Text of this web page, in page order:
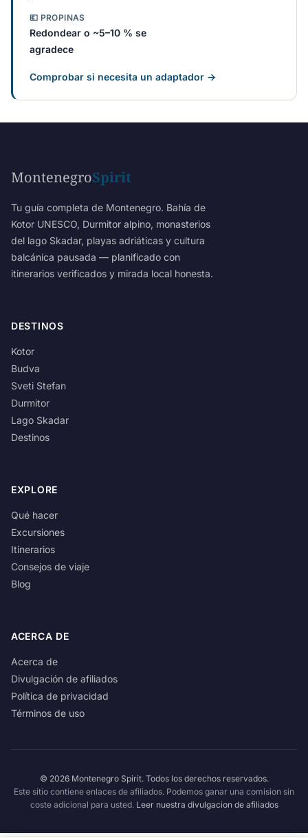
💶 PROPINAS
Redondear o ~5–10 % se
agradece
Comprobar si necesita un adaptador →
MontenegroSpirit
Tu guía completa de Montenegro. Bahía de
Kotor UNESCO, Durmitor alpino, monasterios
del lago Skadar, playas adriáticas y cultura
balcánica pausada — planificado con
itinerarios verificados y mirada local honesta.
DESTINOS
Kotor
Budva
Sveti Stefan
Durmitor
Lago Skadar
Destinos
EXPLORE
Qué hacer
Excursiones
Itinerarios
Consejos de viaje
Blog
ACERCA DE
Acerca de
Divulgación de afiliados
Política de privacidad
Términos de uso
© 2026 Montenegro Spirit. Todos los derechos reservados.
Este sitio contiene enlaces de afiliados. Podemos ganar una comision sin
coste adicional para usted. Leer nuestra divulgacion de afiliados